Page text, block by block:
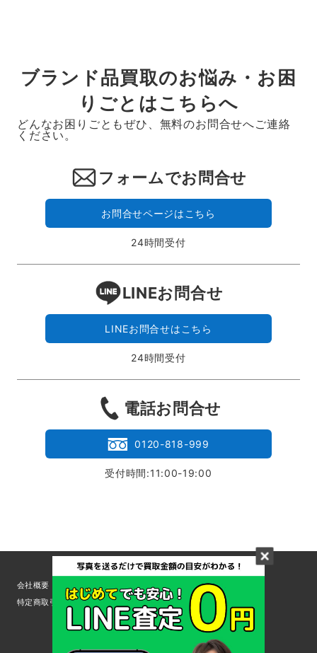
ブランド品買取のお悩み・お困
りごとはこちらへ
どんなお困りごともぜひ、無料のお問合せへご連絡
ください。
フォームでお問合せ
お問合せページはこちら
24時間受付
LINEお問合せ
LINEお問合せはこちら
24時間受付
電話お問合せ
0120-818-999
受付時間:11:00-19:00
会社概要 採用情報 お問い合せ サイトマップ
利用規約
特定商取引法
個人情報の取扱いについて